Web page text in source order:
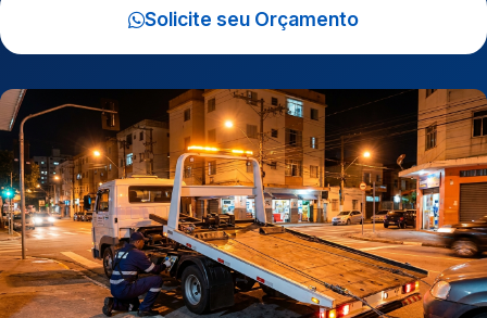
Solicite seu Orçamento